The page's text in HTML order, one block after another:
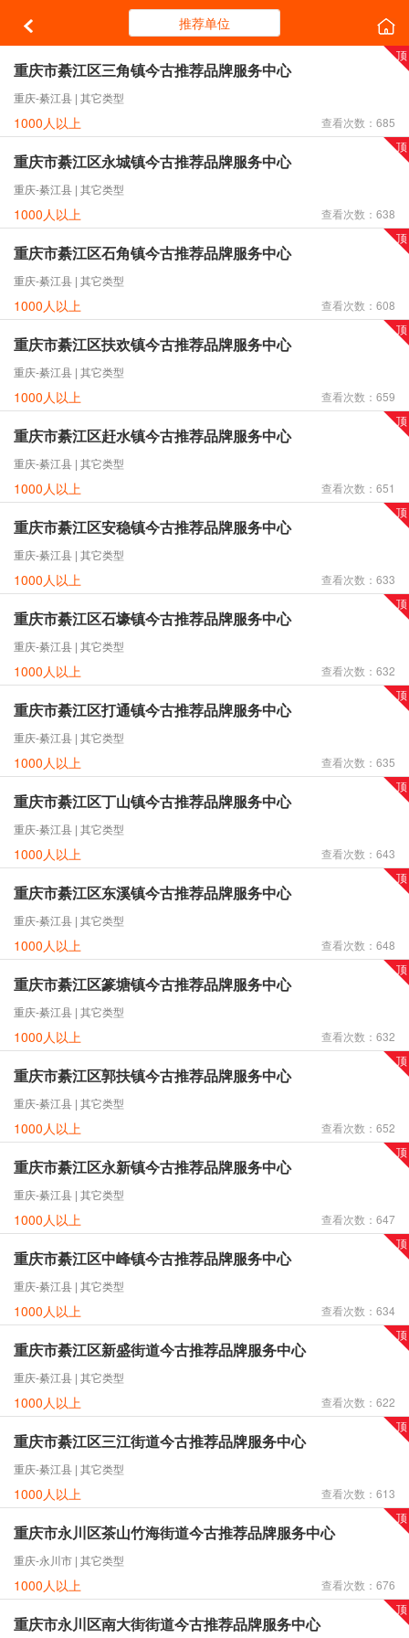
推荐单位
重庆市綦江区三角镇今古推荐品牌服务中心
重庆-綦江县 | 其它类型
1000人以上 查看次数：685
重庆市綦江区永城镇今古推荐品牌服务中心
重庆-綦江县 | 其它类型
1000人以上 查看次数：638
重庆市綦江区石角镇今古推荐品牌服务中心
重庆-綦江县 | 其它类型
1000人以上 查看次数：608
重庆市綦江区扶欢镇今古推荐品牌服务中心
重庆-綦江县 | 其它类型
1000人以上 查看次数：659
重庆市綦江区赶水镇今古推荐品牌服务中心
重庆-綦江县 | 其它类型
1000人以上 查看次数：651
重庆市綦江区安稳镇今古推荐品牌服务中心
重庆-綦江县 | 其它类型
1000人以上 查看次数：633
重庆市綦江区石壕镇今古推荐品牌服务中心
重庆-綦江县 | 其它类型
1000人以上 查看次数：632
重庆市綦江区打通镇今古推荐品牌服务中心
重庆-綦江县 | 其它类型
1000人以上 查看次数：635
重庆市綦江区丁山镇今古推荐品牌服务中心
重庆-綦江县 | 其它类型
1000人以上 查看次数：643
重庆市綦江区东溪镇今古推荐品牌服务中心
重庆-綦江县 | 其它类型
1000人以上 查看次数：648
重庆市綦江区篆塘镇今古推荐品牌服务中心
重庆-綦江县 | 其它类型
1000人以上 查看次数：632
重庆市綦江区郭扶镇今古推荐品牌服务中心
重庆-綦江县 | 其它类型
1000人以上 查看次数：652
重庆市綦江区永新镇今古推荐品牌服务中心
重庆-綦江县 | 其它类型
1000人以上 查看次数：647
重庆市綦江区中峰镇今古推荐品牌服务中心
重庆-綦江县 | 其它类型
1000人以上 查看次数：634
重庆市綦江区新盛街道今古推荐品牌服务中心
重庆-綦江县 | 其它类型
1000人以上 查看次数：622
重庆市綦江区三江街道今古推荐品牌服务中心
重庆-綦江县 | 其它类型
1000人以上 查看次数：613
重庆市永川区茶山竹海街道今古推荐品牌服务中心
重庆-永川市 | 其它类型
1000人以上 查看次数：676
重庆市永川区南大街街道今古推荐品牌服务中心